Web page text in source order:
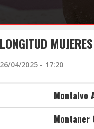
LONGITUD
26/04/2025 - 17:20
Montalvo
Montaner